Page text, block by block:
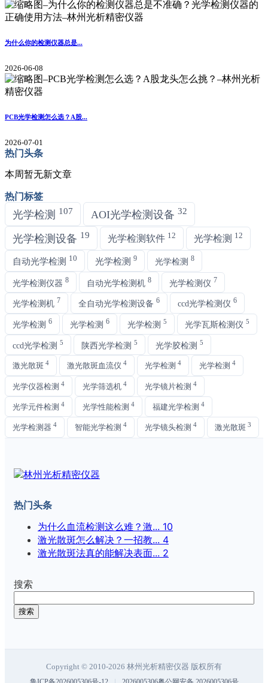
为什么你的检测仪器总是...
2026-06-08
PCB光学检测怎么选？A股...
2026-07-01
热门头条
本周暂无新文章
热门标签
光学检测 107 AOI光学检测设备 32
光学检测设备 19 光学检测软件 12 光学检测 12
自动光学检测 10 光学检测 9 光学检测 8
光学检测仪器 8 自动光学检测机 8 光学检测仪 7
光学检测机 7 全自动光学检测设备 6 ccd光学检测仪 6
光学检测 6 光学检测 6 光学检测 5 光学瓦斯检测仪 5
ccd光学检测 5 陕西光学检测 5 光学胶检测 5
激光散斑 4 激光散斑血流仪 4 光学检测 4 光学检测 4
光学仪器检测 4 光学筛选机 4 光学镜片检测 4
光学元件检测 4 光学性能检测 4 福建光学检测 4
光学检测器 4 智能光学检测 4 光学镜头检测 4 激光散斑 3
热门头条
为什么血流检测这么难？激... 10
激光散斑怎么解决？一招教... 4
激光散斑法真的能解决表面... 2
搜索
搜索
Copyright © 2010-2026 林州光析精密仪器 版权所有